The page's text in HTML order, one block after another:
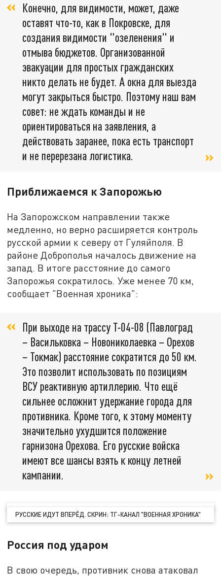
Конечно, для видимости, может, даже
оставят что-то, как в Покровске, для
создания видимости "озеленения" и
отмыва бюджетов. Организованной
эвакуации для простых гражданских
никто делать не будет. А окна для выезда
могут закрыться быстро. Поэтому наш вам
совет: не ждать команды и не
ориентироваться на заявления, а
действовать заранее, пока есть транспорт
и не перерезана логистика.
Приближаемся к Запорожью
На Запорожском направлении также
медленно, но верно расширяется контроль
русской армии к северу от Гуляйполя. В
районе Доброполья началось движение на
запад. В итоге расстояние до самого
Запорожья сократилось. Уже менее 70 км,
сообщает "Военная хроника":
При выходе на трассу Т-04-08 (Павлоград
– Васильковка – Новониколаевка – Орехов
– Токмак) расстояние сократится до 50 км.
Это позволит использовать по позициям
ВСУ реактивную артиллерию. Что ещё
сильнее осложнит удержание города для
противника. Кроме того, к этому моменту
значительно ухудшится положение
гарнизона Орехова. Его русские войска
имеют все шансы взять к концу летней
кампании.
РУССКИЕ ИДУТ ВПЕРЁД. СКРИН: ТГ-КАНАЛ "ВОЕННАЯ ХРОНИКА"
Россия под ударом
В свою очередь, противник снова атаковал